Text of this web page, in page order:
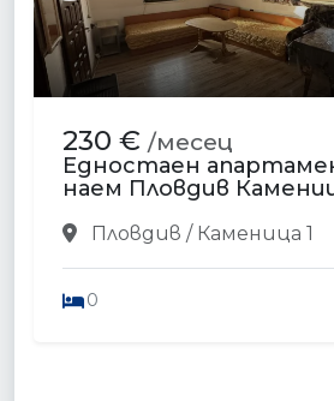
230 € /месец
Едностаен
наем Пловдив
Пловдив / Каменица 1
0